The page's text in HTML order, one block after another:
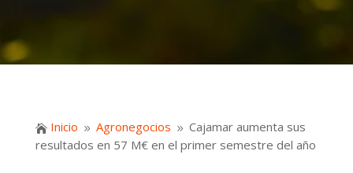
 Inicio 9 Agronegocios 9 Cajamar aumenta sus
resultados en 57 M€ en el primer semestre del año